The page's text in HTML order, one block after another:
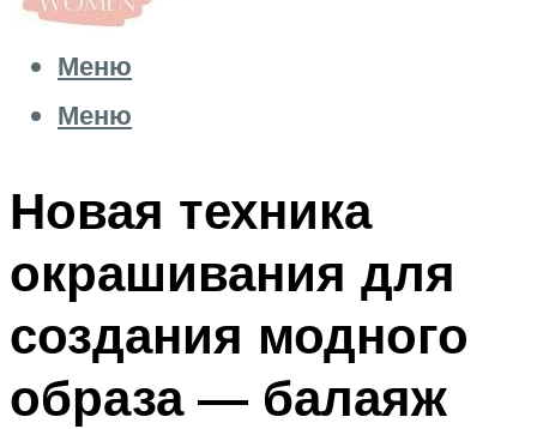
Меню
Меню
Новая техника
окрашивания для
создания модного
образа — балаяж